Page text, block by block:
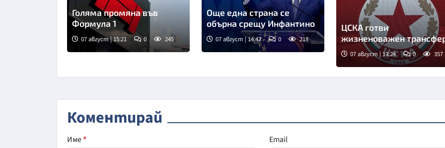
Голяма промяна във
Формула 1
07 август | 15:21 0 245
Още една страна се
обърна срещу Инфантино
07 август | 14:42 0 218
Снимка: БГНЕС
ЦСКА готви
жизненоважен
07 август | 13:24 0 357
Коментирай
Име* Email